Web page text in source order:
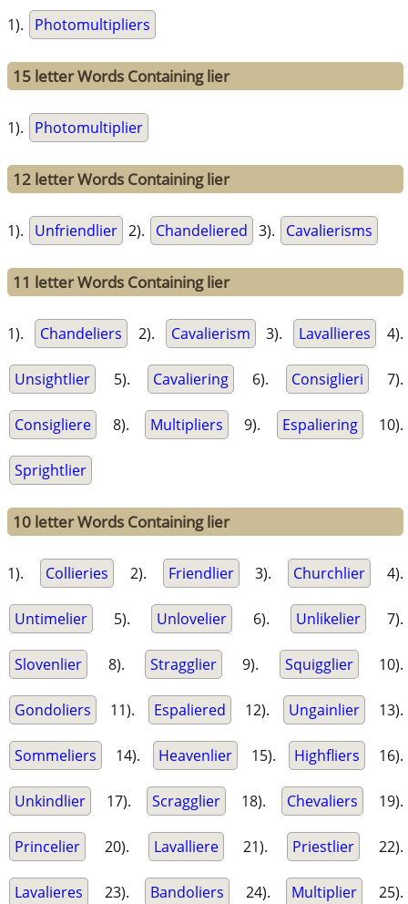
1). Photomultipliers
15 letter Words Containing lier
1). Photomultiplier
12 letter Words Containing lier
1). Unfriendlier 2). Chandeliered 3). Cavalierisms
11 letter Words Containing lier
1). Chandeliers 2). Cavalierism 3). Lavallieres 4).
Unsightlier 5). Cavaliering 6). Consiglieri 7).
Consigliere 8). Multipliers 9). Espaliering 10).
Sprightlier
10 letter Words Containing lier
1). Collieries 2). Friendlier 3). Churchlier 4).
Untimelier 5). Unlovelier 6). Unlikelier 7).
Slovenlier 8). Stragglier 9). Squigglier 10).
Gondoliers 11). Espaliered 12). Ungainlier 13).
Sommeliers 14). Heavenlier 15). Highfliers 16).
Unkindlier 17). Scragglier 18). Chevaliers 19).
Princelier 20). Lavalliere 21). Priestlier 22).
Lavalieres 23). Bandoliers 24). Multiplier 25).